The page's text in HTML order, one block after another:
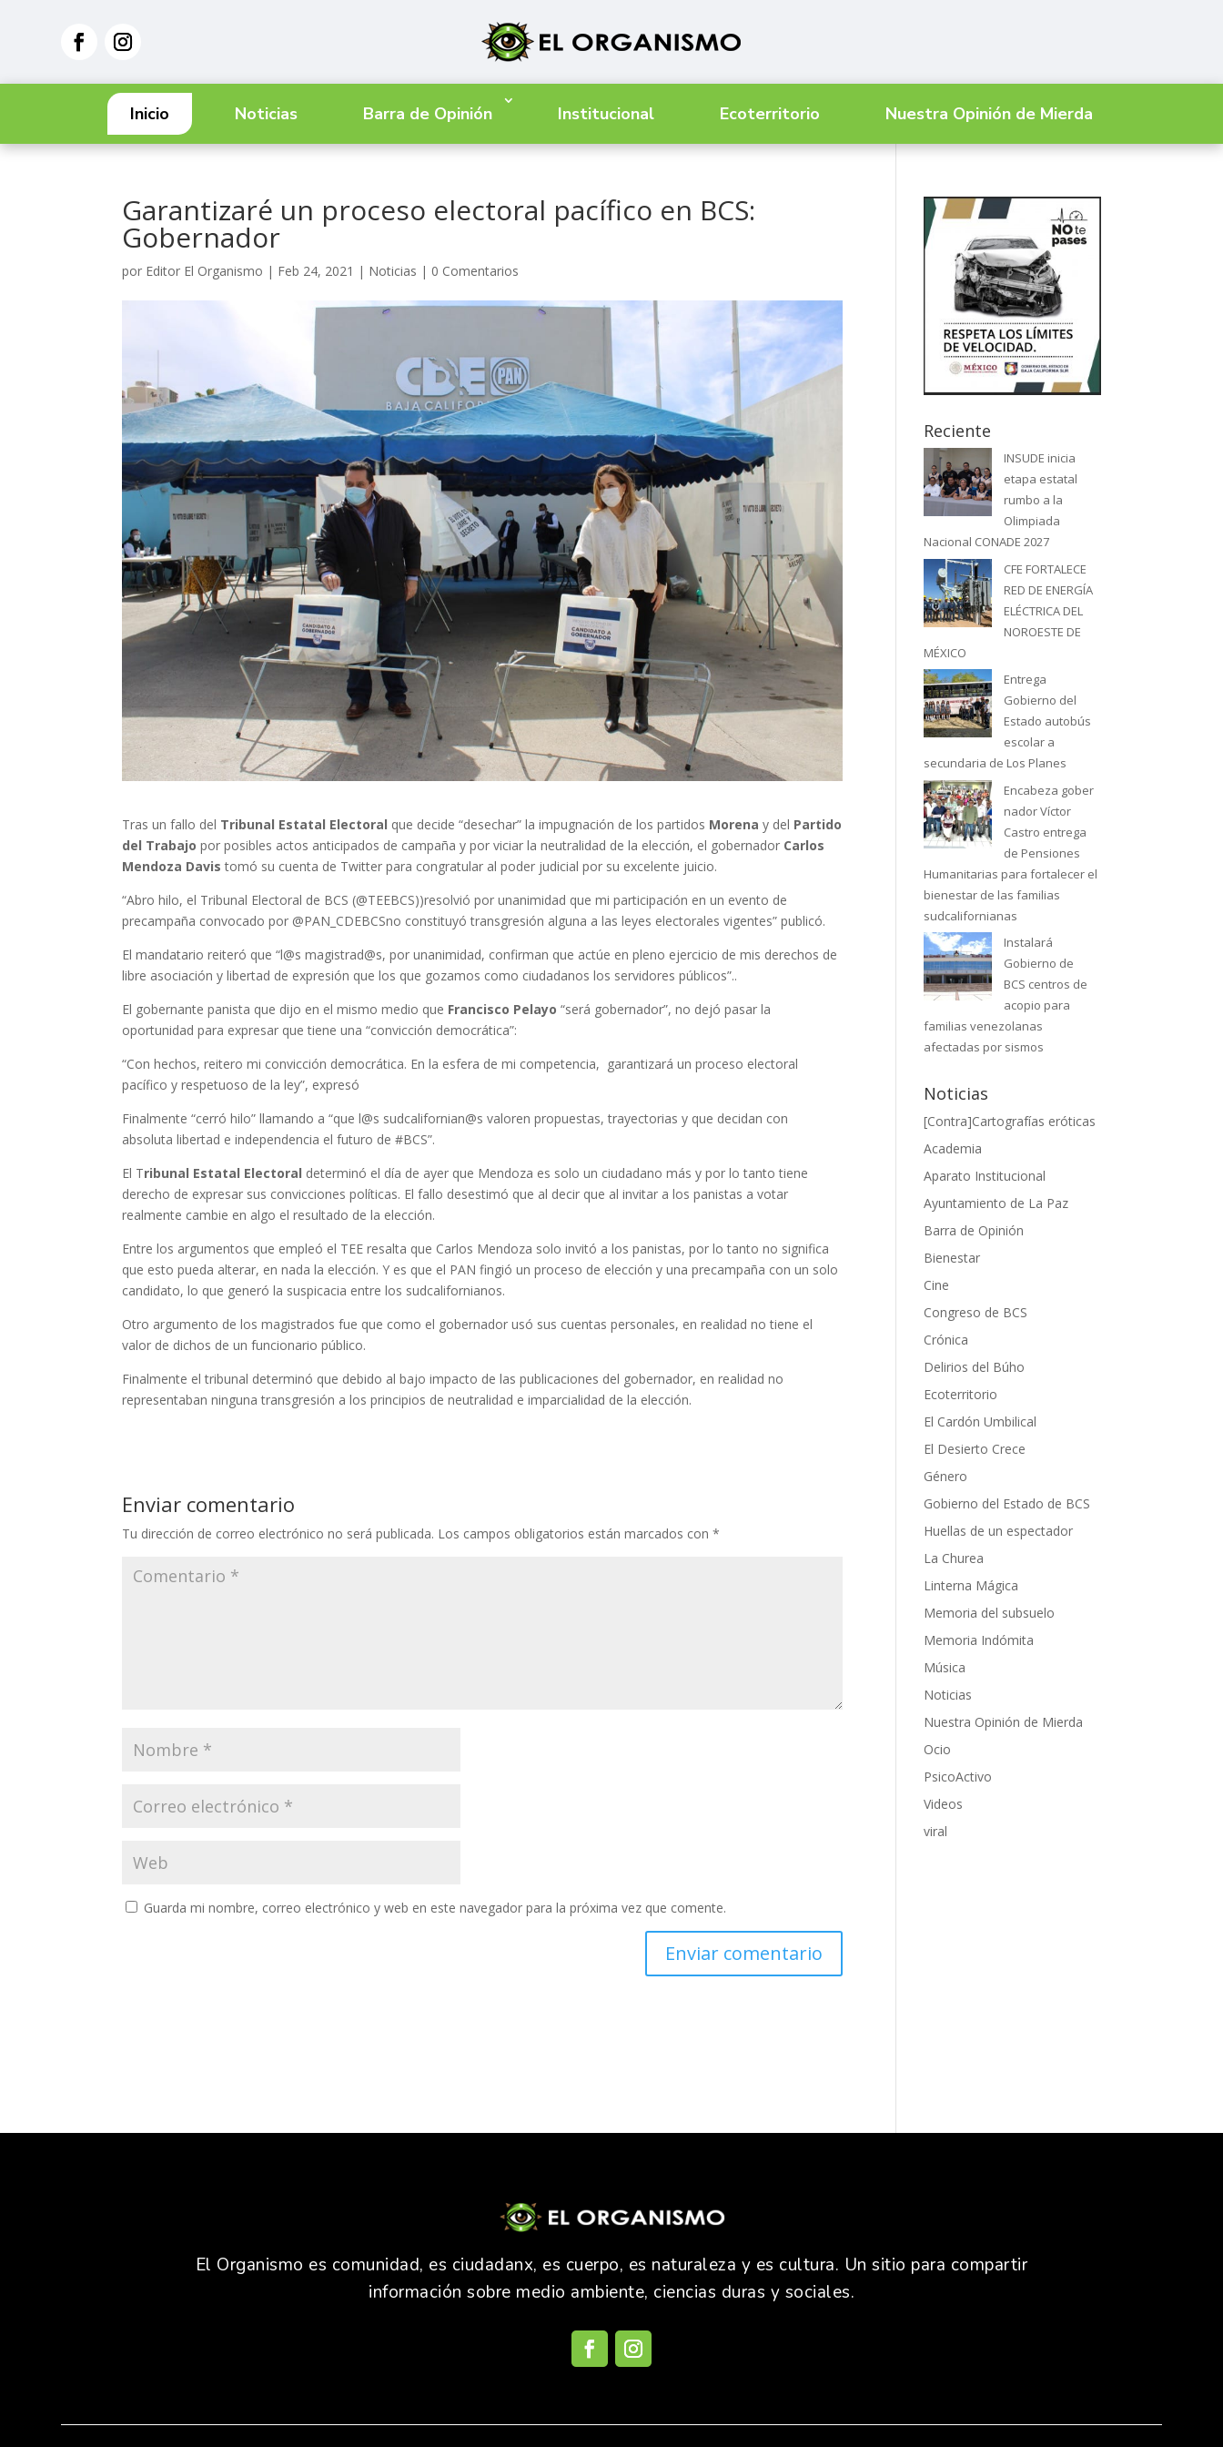
Inicio Noticias Barra de Opinión Institucional Ecoterritorio Nuestra Opinión de Mierda
Garantizaré un proceso electoral pacífico en BCS:
Gobernador
por Editor El Organismo | Feb 24, 2021 | Noticias | 0 Comentarios
Tras un fallo del Tribunal Estatal Electoral que decide “desechar” la impugnación de los partidos Morena y del Partido
del Trabajo por posibles actos anticipados de campaña y por viciar la neutralidad de la elección, el gobernador Carlos
Mendoza Davis tomó su cuenta de Twitter para congratular al poder judicial por su excelente juicio.
“Abro hilo, el Tribunal Electoral de BCS (@TEEBCS))resolvió por unanimidad que mi participación en un evento de
precampaña convocado por @PAN_CDEBCSno constituyó transgresión alguna a las leyes electorales vigentes” publicó.
El mandatario reiteró que “l@s magistrad@s, por unanimidad, confirman que actúe en pleno ejercicio de mis derechos de
libre asociación y libertad de expresión que los que gozamos como ciudadanos los servidores públicos”..
El gobernante panista que dijo en el mismo medio que Francisco Pelayo “será gobernador”, no dejó pasar la
oportunidad para expresar que tiene una “convicción democrática”:
“Con hechos, reitero mi convicción democrática. En la esfera de mi competencia, garantizará un proceso electoral
pacífico y respetuoso de la ley”, expresó
Finalmente “cerró hilo” llamando a “que l@s sudcalifornian@s valoren propuestas, trayectorias y que decidan con
absoluta libertad e independencia el futuro de #BCS”.
El Tribunal Estatal Electoral determinó el día de ayer que Mendoza es solo un ciudadano más y por lo tanto tiene
derecho de expresar sus convicciones políticas. El fallo desestimó que al decir que al invitar a los panistas a votar
realmente cambie en algo el resultado de la elección.
Entre los argumentos que empleó el TEE resalta que Carlos Mendoza solo invitó a los panistas, por lo tanto no significa
que esto pueda alterar, en nada la elección. Y es que el PAN fingió un proceso de elección y una precampaña con un solo
candidato, lo que generó la suspicacia entre los sudcalifornianos.
Otro argumento de los magistrados fue que como el gobernador usó sus cuentas personales, en realidad no tiene el
valor de dichos de un funcionario público.
Finalmente el tribunal determinó que debido al bajo impacto de las publicaciones del gobernador, en realidad no
representaban ninguna transgresión a los principios de neutralidad e imparcialidad de la elección.
Enviar comentario
Tu dirección de correo electrónico no será publicada. Los campos obligatorios están marcados con*
Guarda mi nombre, correo electrónico y web en este navegador para la próxima vez que comente.
Reciente
INSUDE inicia
etapa estatal
rumbo a la
Olimpiada
Nacional CONADE 2027
CFE FORTALECE
RED DE ENERGÍA
ELÉCTRICA DEL
NOROESTE DE
MÉXICO
Entrega
Gobierno del
Estado autobús
escolar a
secundaria de Los Planes
Encabeza gober
nador Víctor
Castro entrega
de Pensiones
Humanitarias para fortalecer el
bienestar de las familias
sudcalifornianas
Instalará
Gobierno de
BCS centros de
acopio para
familias venezolanas
afectadas por sismos
Noticias
[Contra]Cartografías eróticas
Academia
Aparato Institucional
Ayuntamiento de La Paz
Barra de Opinión
Bienestar
Cine
Congreso de BCS
Crónica
Delirios del Búho
Ecoterritorio
El Cardón Umbilical
El Desierto Crece
Género
Gobierno del Estado de BCS
Huellas de un espectador
La Churea
Linterna Mágica
Memoria del subsuelo
Memoria Indómita
Música
Noticias
Nuestra Opinión de Mierda
Ocio
PsicoActivo
Videos
viral
El Organismo es comunidad, es ciudadanx, es cuerpo, es naturaleza y es cultura. Un sitio para compartir
información sobre medio ambiente, ciencias duras y sociales.